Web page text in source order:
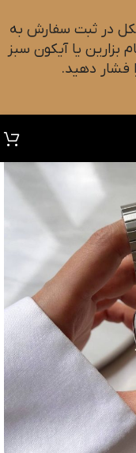
در ثبت سفارش به
این شماره ۰۹۰۱۸۲۷۳۷۹۸ پیام بزارین یا آیکون سبز
دهید.